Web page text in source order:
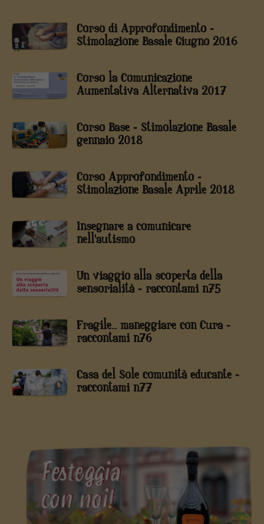
Corso di Approfondimento -
Stimolazione Basale Giugno 2016
Corso la Comunicazione
Aumentativa Alternativa 2017
Corso Base - Stimolazione Basale
gennaio 2018
Corso Approfondimento -
Stimolazione Basale Aprile 2018
Insegnare a comunicare
nell'autismo
Un viaggio alla scoperta della
sensorialità - raccontami n75
Fragile... maneggiare con Cura -
raccontami n76
Casa del Sole comunità educante -
raccontami n77